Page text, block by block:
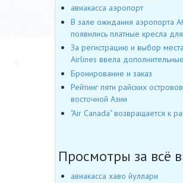
авиакасса аэропорт
В зале ожидания аэропорта
появились платные кресла
За регистрацию и выбор
Airlines ввела
Бронирование и заказ
Рейтинг пяти райских
восточной Азии
"Air Canada" возвращается к
Просмотры за всё
авиакасса хаво йуллари